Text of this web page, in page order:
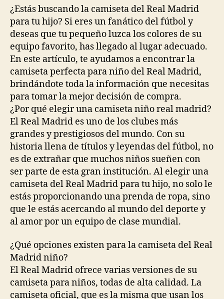
entrada
entrada
¿Estás buscando la camiseta del Real Madrid
para tu hijo? Si eres un fanático del fútbol y
deseas que tu pequeño luzca los colores de su
equipo favorito, has llegado al lugar adecuado.
En este artículo, te ayudamos a encontrar la
camiseta perfecta para niño del Real Madrid,
brindándote toda la información que necesitas
para tomar la mejor decisión de compra.
¿Por qué elegir una camiseta niño real madrid?
El Real Madrid es uno de los clubes más
grandes y prestigiosos del mundo. Con su
historia llena de títulos y leyendas del fútbol, no
es de extrañar que muchos niños sueñen con
ser parte de esta gran institución. Al elegir una
camiseta del Real Madrid para tu hijo, no solo le
estás proporcionando una prenda de ropa, sino
que le estás acercando al mundo del deporte y
al amor por un equipo de clase mundial.
¿Qué opciones existen para la camiseta del Real
Madrid niño?
El Real Madrid ofrece varias versiones de su
camiseta para niños, todas de alta calidad. La
camiseta oficial, que es la misma que usan los